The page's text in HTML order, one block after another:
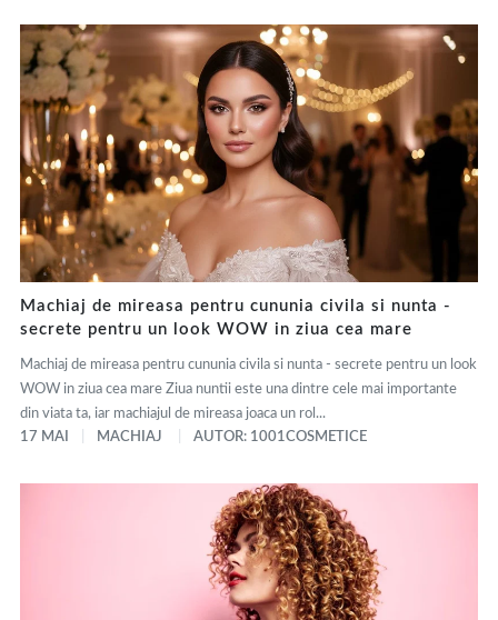
Machiaj de mireasa pentru cununia civila si nunta -
secrete pentru un look WOW in ziua cea mare
Machiaj de mireasa pentru cununia civila si nunta - secrete pentru un look
WOW in ziua cea mare Ziua nuntii este una dintre cele mai importante
din viata ta, iar machiajul de mireasa joaca un rol...
17 MAI
MACHIAJ AUTOR: 1001COSMETICE